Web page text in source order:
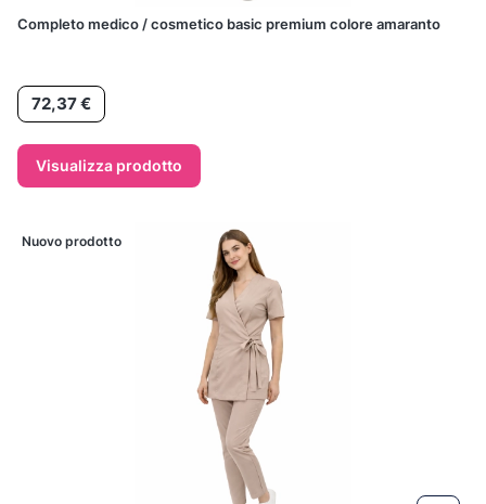
Completo medico / cosmetico basic premium colore amaranto
Prezzo
72,37 €
Visualizza prodotto
Nuovo prodotto